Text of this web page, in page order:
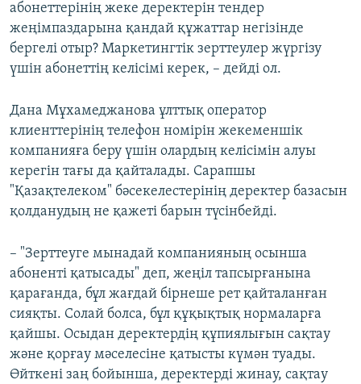
абонеттерінің жеке деректерін тендер
жеңімпаздарына қандай құжаттар негізінде
бергелі отыр? Маркетингтік зерттеулер жүргізу
үшін абонеттің келісімі керек, – дейді ол.
Дана Мұхамеджанова ұлттық оператор
клиенттерінің телефон номірін жекеменшік
компанияға беру үшін олардың келісімін алуы
керегін тағы да қайталады. Сарапшы
"Қазақтелеком" бәсекелестерінің деректер базасын
қолданудың не қажеті барын түсінбейді.
– "Зерттеуге мынадай компанияның осынша
абоненті қатысады" деп, жеңіл тапсырғанына
қарағанда, бұл жағдай бірнеше рет қайталанған
сияқты. Солай болса, бұл құқықтық нормаларға
қайшы. Осыдан деректердің құпиялығын сақтау
және қорғау мәселесіне қатысты күмән туады.
Өйткені заң бойынша, деректерді жинау, сақтау